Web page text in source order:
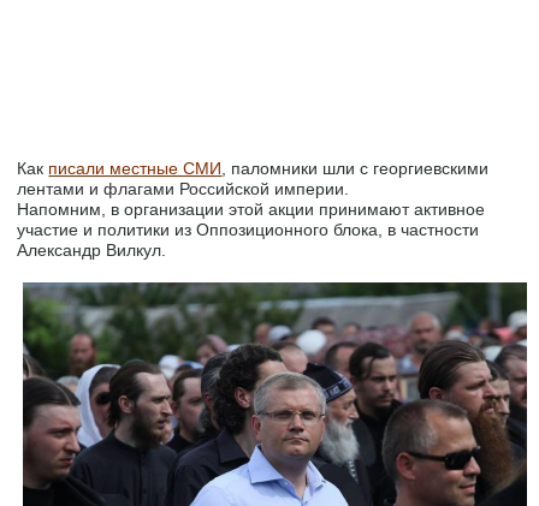
Как писали местные СМИ, паломники шли с георгиевскими
лентами и флагами Российской империи.
Напомним, в организации этой акции принимают активное
участие и политики из Оппозиционного блока, в частности
Александр Вилкул.